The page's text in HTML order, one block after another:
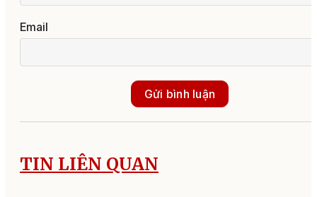
Email
Gửi bình luận
TIN LIÊN QUAN